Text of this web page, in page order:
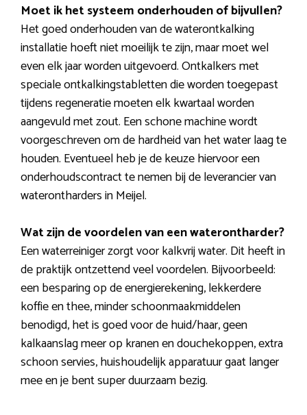
Moet ik het systeem onderhouden of bijvullen?
Het goed onderhouden van de waterontkalking
installatie hoeft niet moeilijk te zijn, maar moet wel
even elk jaar worden uitgevoerd. Ontkalkers met
speciale ontkalkingstabletten die worden toegepast
tijdens regeneratie moeten elk kwartaal worden
aangevuld met zout. Een schone machine wordt
voorgeschreven om de hardheid van het water laag te
houden. Eventueel heb je de keuze hiervoor een
onderhoudscontract te nemen bij de leverancier van
waterontharders in Meijel.
Wat zijn de voordelen van een waterontharder?
Een waterreiniger zorgt voor kalkvrij water. Dit heeft in
de praktijk ontzettend veel voordelen. Bijvoorbeeld:
een besparing op de energierekening, lekkerdere
koffie en thee, minder schoonmaakmiddelen
benodigd, het is goed voor de huid/haar, geen
kalkaanslag meer op kranen en douchekoppen, extra
schoon servies, huishoudelijk apparatuur gaat langer
mee en je bent super duurzaam bezig.